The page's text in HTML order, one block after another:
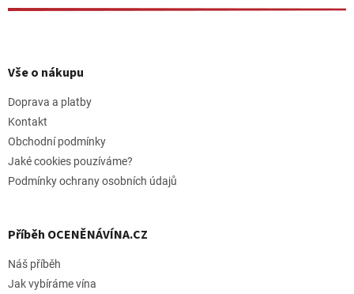
pVše o nákupu
Doprava a platby
Kontakt
Obchodní podmínky
Jaké cookies pouzíváme?
Podmínky ochrany osobních údajů
Příběh OCENĚNÁVÍNA.CZ
Náš příběh
Jak vybíráme vína